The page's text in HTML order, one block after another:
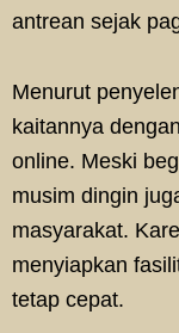
antrean sejak
Menurut
kaitannya
online. Meski
musim dingin
masyarakat.
menyiapkan
tetap cepat.